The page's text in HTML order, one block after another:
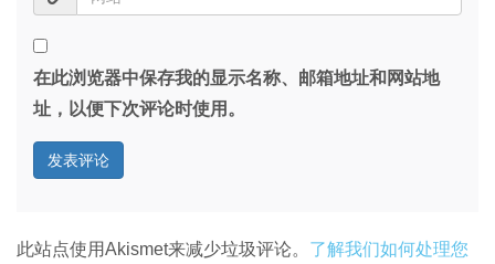
在此浏览器中保存我的显示名称、邮箱地址和网站地
址，以便下次评论时使用。
此站点使用Akismet来减少垃圾评论。 了解我们如何处理您